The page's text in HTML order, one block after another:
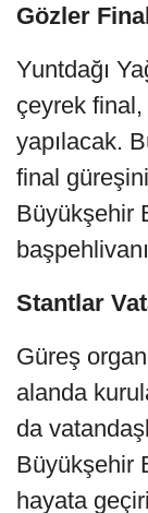
Gözler
Yuntdağı
çeyrek final,
yapılacak.
final
Büyükşehir
Stantlar
Güreş
alanda
da
Büyükşehir
hayata